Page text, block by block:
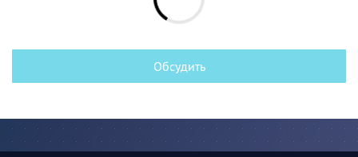
Обсудить